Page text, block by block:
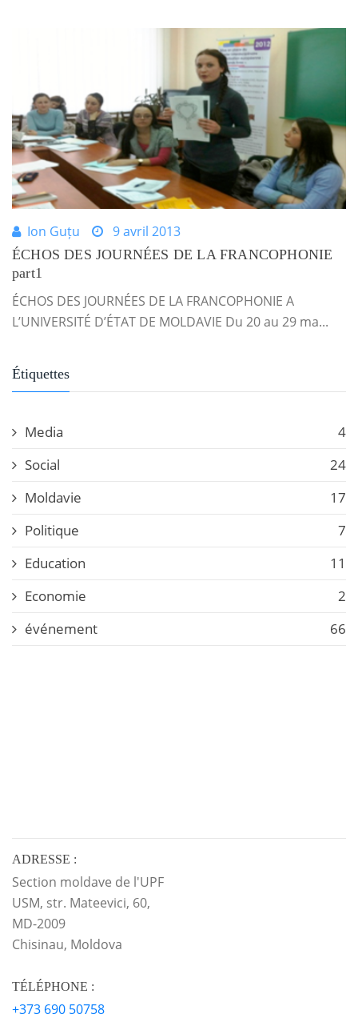
Ion Guțu 9 avril 2013
ÉCHOS DES JOURNÉES DE LA FRANCOPHONIE
part1
ÉCHOS DES JOURNÉES DE LA FRANCOPHONIE A
L’UNIVERSITÉ D’ÉTAT DE MOLDAVIE Du 20 au 29 ma...
Étiquettes
Media
4
Social
24
Moldavie
17
Politique
7
Education
11
Economie
2
événement
66
ADRESSE :
Section moldave de l'UPF
USM, str. Mateevici, 60,
MD-2009
Chisinau, Moldova
TÉLÉPHONE :
+373 690 50758